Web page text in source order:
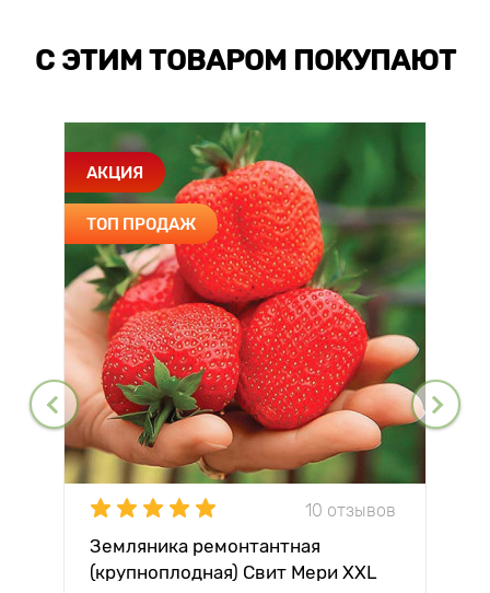
С ЭТИМ ТОВАРОМ ПОКУПАЮТ
АКЦИЯ
ТОП ПРОДАЖ
10 отзывов
Земляника ремонтантная
(крупноплодная) Свит Мери XXL